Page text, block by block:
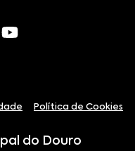
Política de Cookies
do Douro